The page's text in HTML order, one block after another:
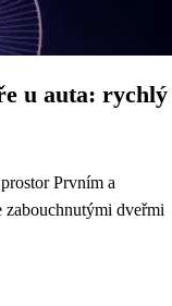
u auta: rychlý
Prvním a
zabouchnutými dveřmi